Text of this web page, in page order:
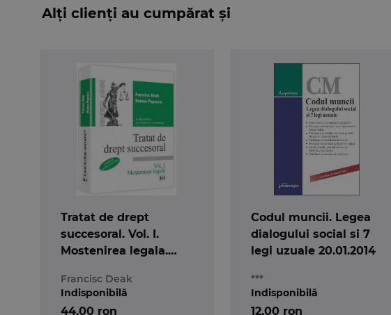
Alți clienți au cumpărat și
Tratat de drept
succesoral. Vol. I.
Mostenirea legala.
civil
Francisc Deak
44,00 ron
Indisponibilă
Codul muncii. Legea
dialogului social si 7
legi uzuale 20.01.2014
***
12,00 ron
Indisponibilă